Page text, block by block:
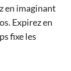
en imaginant
Expirez en
fixe les